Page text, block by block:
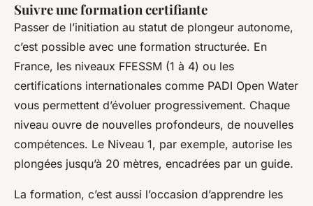
Suivre une formation certifiante
Passer de l’initiation au statut de plongeur autonome,
c’est possible avec une formation structurée. En
France, les niveaux FFESSM (1 à 4) ou les
certifications internationales comme PADI Open Water
vous permettent d’évoluer progressivement. Chaque
niveau ouvre de nouvelles profondeurs, de nouvelles
compétences. Le Niveau 1, par exemple, autorise les
plongées jusqu’à 20 mètres, encadrées par un guide.
La formation, c’est aussi l’occasion d’apprendre les